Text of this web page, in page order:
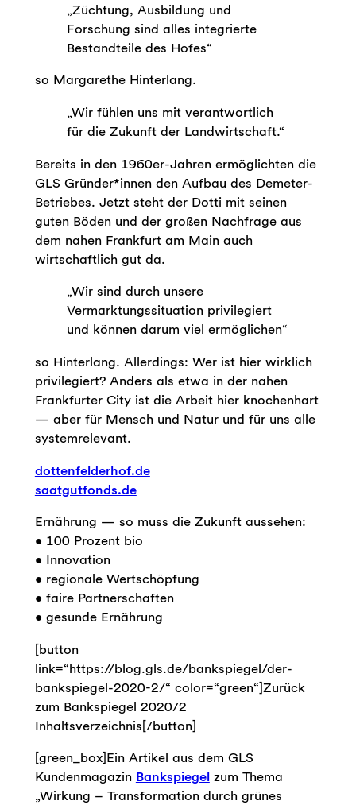
„Züchtung, Ausbildung und
Forschung sind alles integrierte
Bestandteile des Hofes“
so Margarethe Hinterlang.
„Wir fühlen uns mit verantwortlich
für die Zukunft der Landwirtschaft.“
Bereits in den 1960er-Jahren ermöglichten die
GLS Gründer*innen den Aufbau des Demeter-
Betriebes. Jetzt steht der Dotti mit seinen
guten Böden und der großen Nachfrage aus
dem nahen Frankfurt am Main auch
wirtschaftlich gut da.
„Wir sind durch unsere
Vermarktungssituation privilegiert
und können darum viel ermöglichen“
so Hinterlang. Allerdings: Wer ist hier wirklich
privilegiert? Anders als etwa in der nahen
Frankfurter City ist die Arbeit hier knochenhart
— aber für Mensch und Natur und für uns alle
systemrelevant.
dottenfelderhof.de
saatgutfonds.de
Ernährung — so muss die Zukunft aussehen:
• 100 Prozent bio
• Innovation
• regionale Wertschöpfung
• faire Partnerschaften
• gesunde Ernährung
[button
link=“https://blog.gls.de/bankspiegel/der-
bankspiegel-2020-2/“ color=“green“]Zurück
zum Bankspiegel 2020/2
Inhaltsverzeichnis[/button]
[green_box]Ein Artikel aus dem GLS
Kundenmagazin Bankspiegelzum Thema
„Wirkung – Transformation durch grünes